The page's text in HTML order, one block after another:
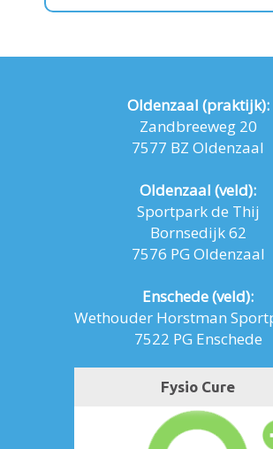
Oldenzaal (praktijk):
Zandbreeweg 20
7577 BZ Oldenzaal
Oldenzaal (veld):
Sportpark de Thij
Bornsedijk 62
7576 PG Oldenzaal
Enschede (veld):
Wethouder Horstman
7522 PG Enschede